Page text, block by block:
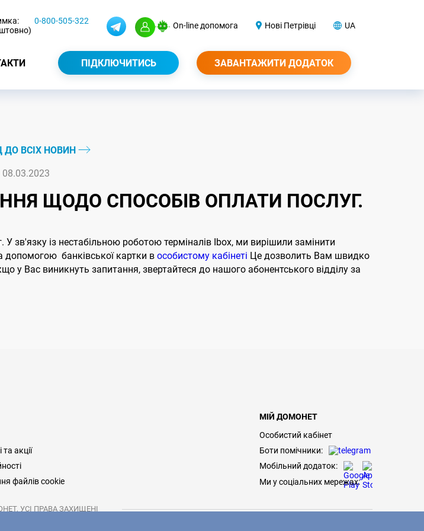
0-800-505-322 On-line допомога Нові Петрівці UA
ПІДКЛЮЧИТИСЬ ЗАВАНТАЖИТИ ДОДАТОК
ДО ВСІХ НОВИН
08.03.2023
ЩОДО СПОСОБІВ ОПЛАТИ ПОСЛУГ.
зв'язку із нестабільною роботою терміналів Ibox, ми вирішили замінити
допомогою банківської картки в особистому кабінеті Це дозволить Вам швидко
у Вас виникнуть запитання, звертайтеся до нашого абонентського відділу за
акції
файлів cookie
МІЙ ДОМОНЕТ
Особистий кабінет
Боти помічники:
Мобільний додаток:
Ми у соціальних мережах:
УСІ ПРАВА ЗАХИЩЕНІ